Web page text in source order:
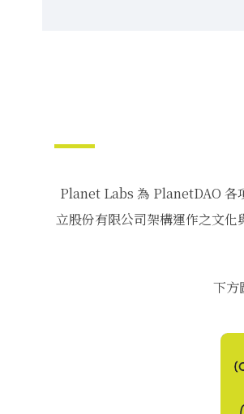
Planet Labs 為 PlanetDAO 各
立股份有限公司架構運作之文
下方